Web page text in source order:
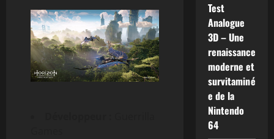
Test
Analogue
3D – Une
renaissance
moderne et
survitaminé
e de la
Nintendo
64